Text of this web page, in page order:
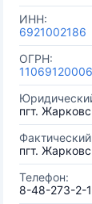
ИНН:
6921002186
ОГРН:
пгт.
пгт.
Телефон:
8-48-273-2-